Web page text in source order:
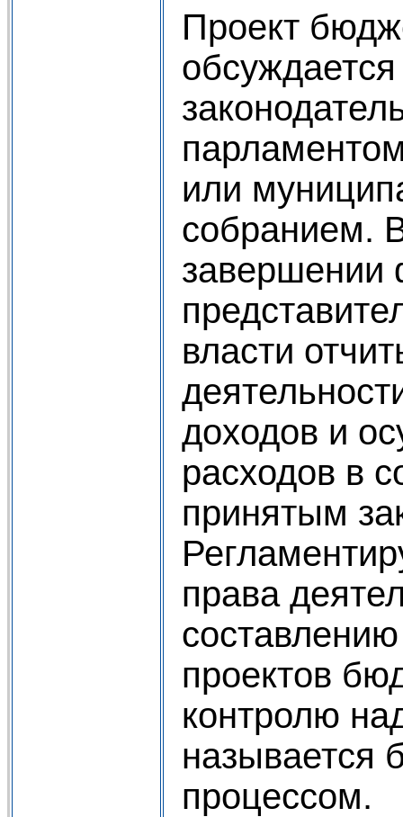
Проект
или
собранием.
завершении
власти
доходов и
расходов в
принятым
права
проектов
контролю
называется
процессом.